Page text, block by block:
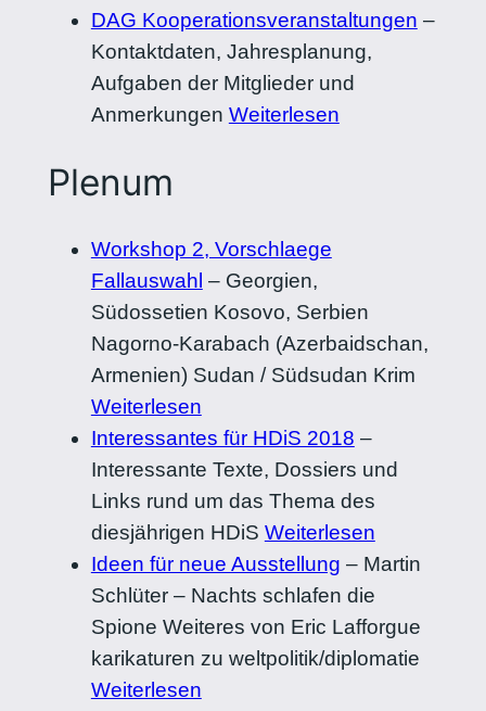
DAG Kooperationsveranstaltungen –
Kontaktdaten, Jahresplanung,
Aufgaben der Mitglieder und
Anmerkungen Weiterlesen
Plenum
Workshop 2, Vorschlaege
Fallauswahl – Georgien,
Südossetien Kosovo, Serbien
Nagorno-Karabach (Azerbaidschan,
Armenien) Sudan / Südsudan Krim
Weiterlesen
Interessantes für HDiS 2018 –
Interessante Texte, Dossiers und
Links rund um das Thema des
diesjährigen HDiS Weiterlesen
Ideen für neue Ausstellung – Martin
Schlüter – Nachts schlafen die
Spione Weiteres von Eric Lafforgue
karikaturen zu weltpolitik/diplomatie
Weiterlesen